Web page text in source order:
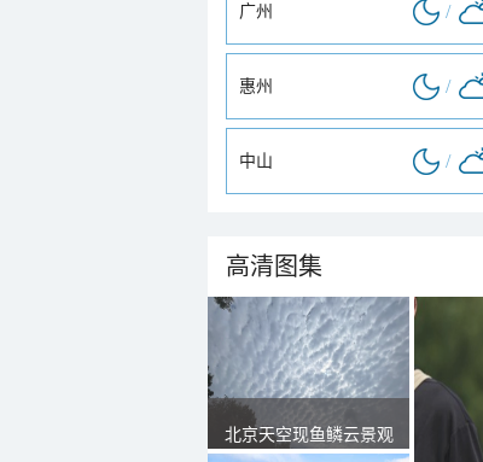
广州 /
惠州 /
中山 /
高清图集
北京天空现鱼鳞云景观